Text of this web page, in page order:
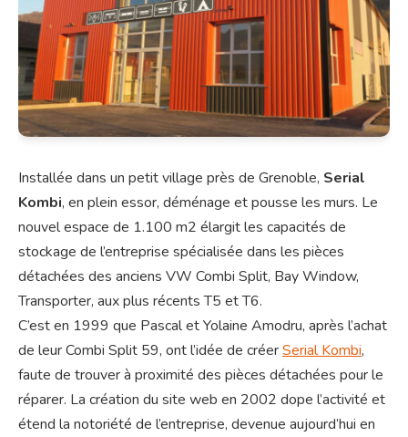
Installée dans un petit village près de Grenoble, Serial
Kombi, en plein essor, déménage et pousse les murs. Le
nouvel espace de 1.100 m2 élargit les capacités de
stockage de l’entreprise spécialisée dans les pièces
détachées des anciens VW Combi Split, Bay Window,
Transporter, aux plus récents T5 et T6.
C’est en 1999 que Pascal et Yolaine Amodru, après l’achat
de leur Combi Split 59, ont l’idée de créerSerial Kombi,
faute de trouver à proximité des pièces détachées pour le
réparer. La création du site web en 2002 dope l’activité et
étend la notoriété de l’entreprise, devenue aujourd’hui en